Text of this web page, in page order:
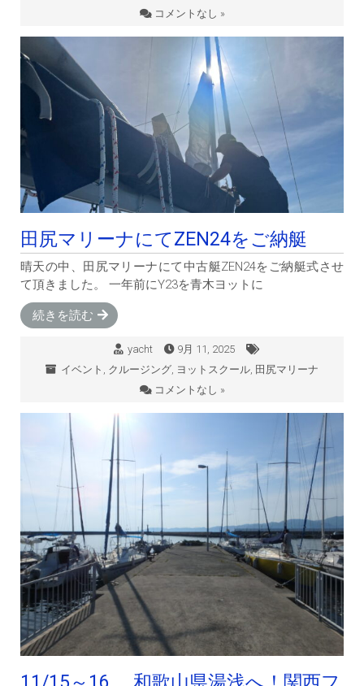
コメントなし »
田尻マリーナにてZEN24をご納艇
晴天の中、田尻マリーナにて中古艇ZEN24をご納艇式させ
て頂きました。 一年前にY23を青木ヨットに
続きを読む
yacht
9月 11, 2025
イベント , クルージング, ヨットスクール, 田尻マリーナ
コメントなし »